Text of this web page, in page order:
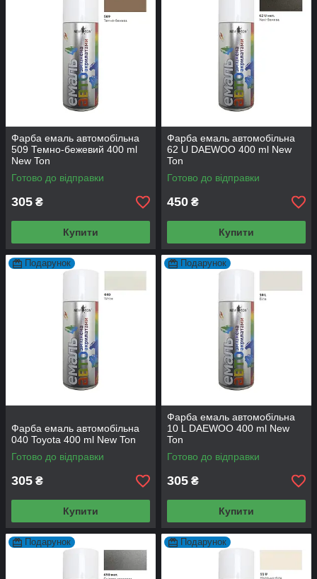
Фарба емаль автомобільна
509 Темно-бежевий 400 ml
New Ton
Готово до відправки
305 ₴
Купити
Фарба емаль автомобільна
62 U DAEWOO 400 ml New
Ton
Готово до відправки
450 ₴
Купити
Подарунок
Фарба емаль автомобільна
040 Toyota 400 ml New Ton
Готово до відправки
305 ₴
Купити
Подарунок
Фарба емаль автомобільна
10 L DAEWOO 400 ml New
Ton
Готово до відправки
305 ₴
Купити
Подарунок Подарунок